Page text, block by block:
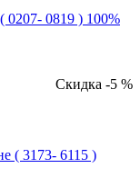
0819 ) 100%
Скидка -5 %